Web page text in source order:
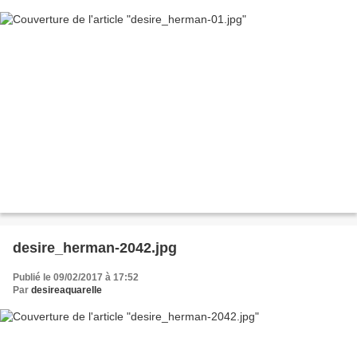
desire_herman-2042.jpg
Publié le 09/02/2017 à 17:52
Par desireaquarelle